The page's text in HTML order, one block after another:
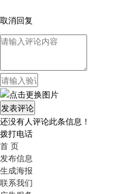
取消回复
还没有人评论此条信息！
拨打电话
首 页
发布信息
生成海报
联系我们